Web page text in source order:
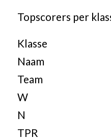
Topscorers per
Klasse
Naam
Team
W
N
TPR